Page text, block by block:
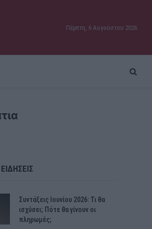
Πέμπτη, 6 Αυγούστου 2026
Συντάξεις Ιουνίου 2026: Τι θα
ισχύσει; Πότε θα γίνουν οι
πληρωμές;